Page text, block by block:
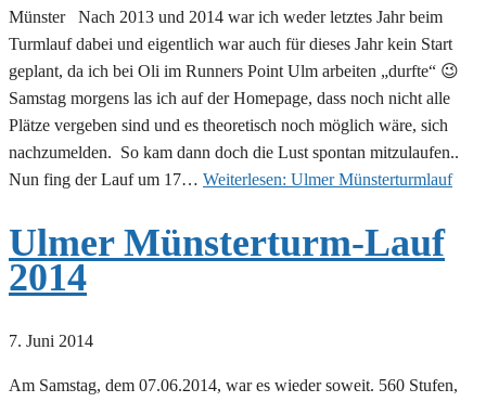
Münster Nach 2013 und 2014 war ich weder letztes Jahr beim
Turmlauf dabei und eigentlich war auch für dieses Jahr kein Start
geplant, da ich bei Oli im Runners Point Ulm arbeiten „durfte“ 😉
Samstag morgens las ich auf der Homepage, dass noch nicht alle
Plätze vergeben sind und es theoretisch noch möglich wäre, sich
nachzumelden. So kam dann doch die Lust spontan mitzulaufen..
Nun fing der Lauf um 17… Weiterlesen: Ulmer Münsterturmlauf
Ulmer Münsterturm-Lauf
2014
7. Juni 2014
Am Samstag, dem 07.06.2014, war es wieder soweit. 560 Stufen,